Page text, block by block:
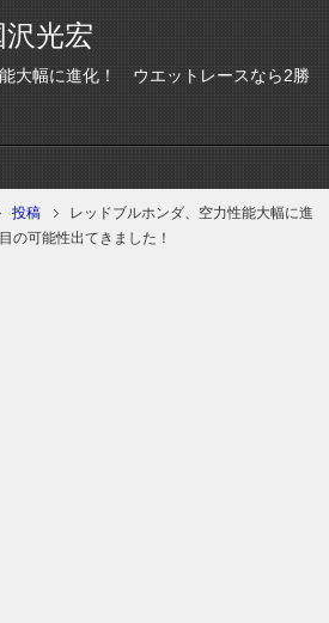
光宏
大幅に進化！ ウエットレースなら2勝
投稿
レッドブルホンダ、空力性能大幅に進
可能性出てきました！